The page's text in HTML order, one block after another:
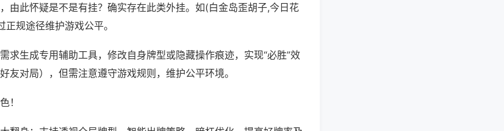
由此怀疑是不是有挂？确实存在此类外挂。如(白金岛歪胡子,今日花
规途径维护游戏公平。
求生成专用辅助工具，修改自身牌型或隐藏操作痕迹，实现“必胜”效
友对局），但需注意遵守游戏规则，维护公平环境。
！